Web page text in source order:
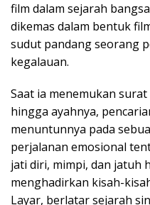
film dalam sejarah
dikemas dalam bentuk
sudut pandang seorang
kegalauan.
Saat ia menemukan
hingga ayahnya,
menuntunnya pada
perjalanan emosional
jati diri, mimpi, dan jatuh
menghadirkan kisah-
Layar, berlatar sejarah